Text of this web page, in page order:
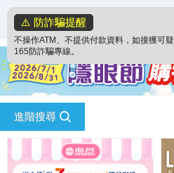
⚠️ 防詐騙提醒
不操作ATM、不提供付款資料，如接獲可
165防詐騙專線。
進階搜尋